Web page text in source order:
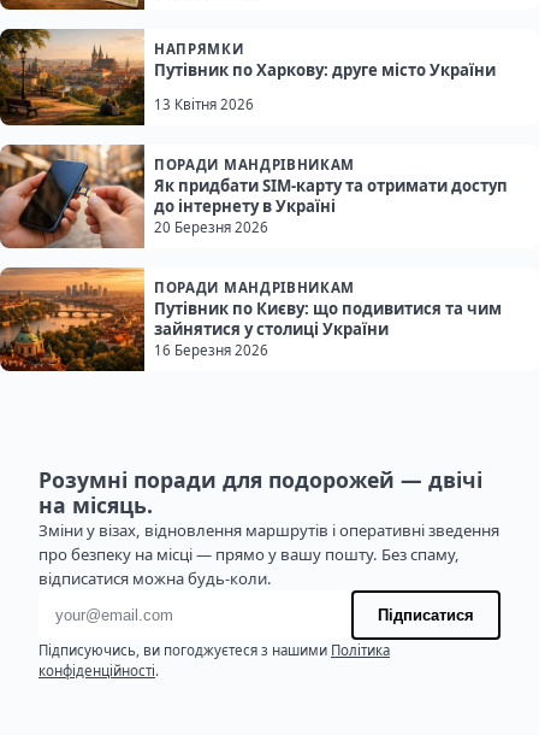
НАПРЯМКИ
Путівник по Харкову: друге місто України
13 Квітня 2026
ПОРАДИ МАНДРІВНИКАМ
Як придбати SIM-карту та отримати доступ
до інтернету в Україні
20 Березня 2026
ПОРАДИ МАНДРІВНИКАМ
Путівник по Києву: що подивитися та чим
зайнятися у столиці України
16 Березня 2026
Розумні поради для подорожей — двічі
на місяць.
Зміни у візах, відновлення маршрутів і оперативні зведення
про безпеку на місці — прямо у вашу пошту. Без спаму,
відписатися можна будь-коли.
Адреса електронної пошти
Підписатися
Підписуючись, ви погоджуєтеся з нашими Політика
конфіденційності.